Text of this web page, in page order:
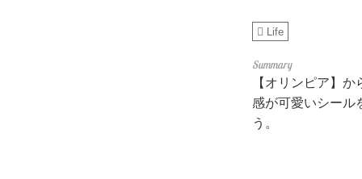
Life
【オリンピア】
感が可愛いシール
う。